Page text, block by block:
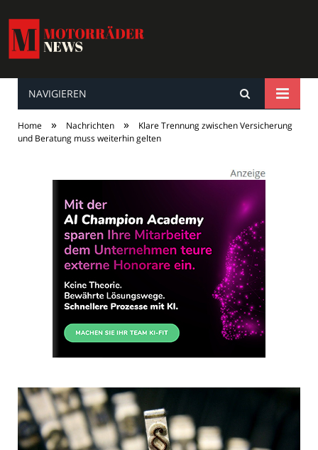
MotorräderNews
NAVIGIEREN
Home » Nachrichten »
Klare Trennung zwischen Versicherung
und Beratung muss weiterhin gelten